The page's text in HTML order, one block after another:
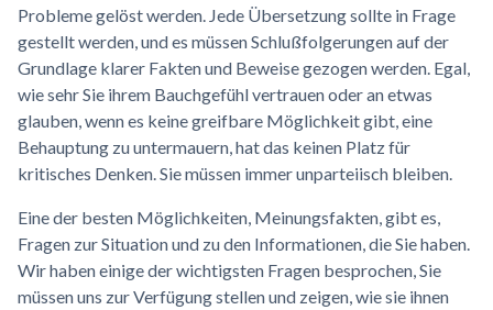
Probleme gelöst werden. Jede Übersetzung sollte in Frage
gestellt werden, und es müssen Schlußfolgerungen auf der
Grundlage klarer Fakten und Beweise gezogen werden. Egal,
wie sehr Sie ihrem Bauchgefühl vertrauen oder an etwas
glauben, wenn es keine greifbare Möglichkeit gibt, eine
Behauptung zu untermauern, hat das keinen Platz für
kritisches Denken. Sie müssen immer unparteiisch bleiben.
Eine der besten Möglichkeiten, Meinungsfakten, gibt es,
Fragen zur Situation und zu den Informationen, die Sie haben.
Wir haben einige der wichtigsten Fragen besprochen, Sie
müssen uns zur Verfügung stellen und zeigen, wie sie ihnen